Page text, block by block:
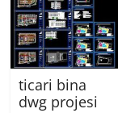
ticari bina
dwg projesi